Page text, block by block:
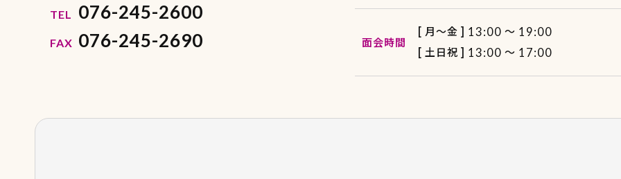
TEL 076-245-2600
FAX 076-245-2690 面会時間
[ 月〜金 ] 13:00 ～ 19:00
[ 土日祝 ] 13:00 ～ 17:00